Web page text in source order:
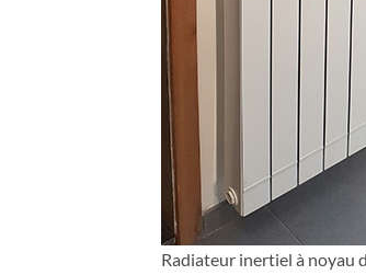
Radiateur inertiel à noyau